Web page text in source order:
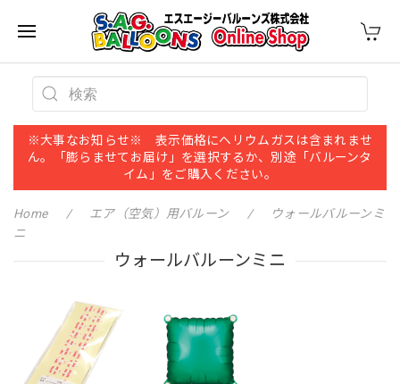
※大事なお知らせ※ 表示価格にヘリウムガスは含まれませ
ん。「膨らませてお届け」を選択するか、別途「バルーンタ
イム」をご購入ください。
Home エア（空気）用バルーン
ウォールバルーンミ
ニ
ウォールバルーンミニ